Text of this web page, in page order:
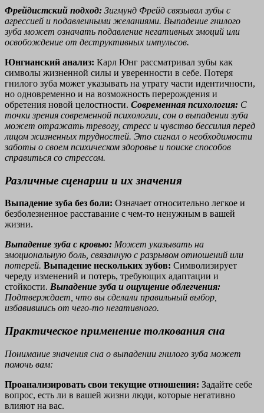
Фрейдистский подход: Зигмунд Фрейд связывал зубы с
агрессией и подавленными желаниями. Выпадение гнилого
зуба может означать подавление негативных эмоций или
освобождение от деструктивных импульсов.
Юнгианский анализ: Карл Юнг рассматривал зубы как
символы жизненной силы и уверенности в себе. Потеря
гнилого зуба может указывать на утрату части идентичности,
но одновременно и на возможность перерождения и
обретения новой целостности. Современная психология: С
точки зрения современной психологии, сон о выпадении зуба
может отражать тревогу, стресс и чувство бессилия перед
лицом жизненных трудностей. Это сигнал о необходимости
заботы о своем психическом здоровье и поиске способов
справиться со стрессом.
Различные сценарии и их значения
Выпадение зуба без боли: Означает относительно легкое и
безболезненное расставание с чем-то ненужным в вашей
жизни.
Выпадение зуба с кровью: Может указывать на
эмоциональную боль, связанную с разрывом отношений или
потерей. Выпадение нескольких зубов: Символизирует
череду изменений и потерь, требующих адаптации и
стойкости. Выпадение зуба и ощущение облегчения:
Подтверждает, что вы сделали правильный выбор,
избавившись от чего-то негативного.
Практическое применение толкования сна
Понимание значения сна о выпадении гнилого зуба может
помочь вам:
Проанализировать свои текущие отношения: Задайте себе
вопрос, есть ли в вашей жизни люди, которые негативно
влияют на вас.